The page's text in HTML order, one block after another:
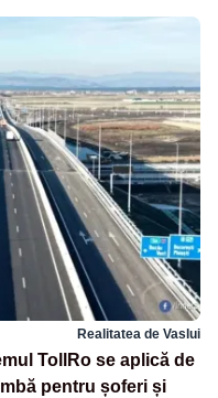
Realitatea de Vaslui
TollRo se aplică de
pentru șoferi și